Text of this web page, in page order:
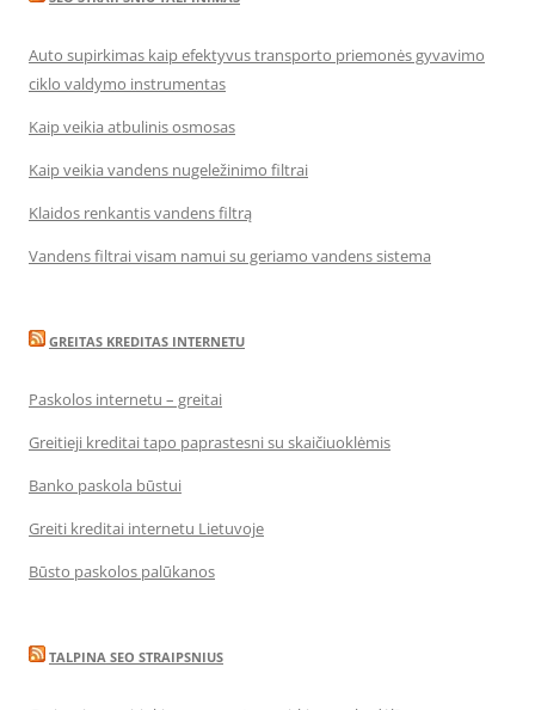
Auto supirkimas kaip efektyvus transporto priemonės gyvavimo
ciklo valdymo instrumentas
Kaip veikia atbulinis osmosas
Kaip veikia vandens nugeležinimo filtrai
Klaidos renkantis vandens filtrą
Vandens filtrai visam namui su geriamo vandens sistema
GREITAS KREDITAS INTERNETU
Paskolos internetu – greitai
Greitieji kreditai tapo paprastesni su skaičiuoklėmis
Banko paskola būstui
Greiti kreditai internetu Lietuvoje
Būsto paskolos palūkanos
TALPINA SEO STRAIPSNIUS